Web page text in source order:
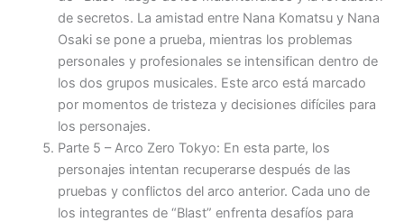
de secretos. La amistad entre Nana Komatsu y Nana
Osaki se pone a prueba, mientras los problemas
personales y profesionales se intensifican dentro de
los dos grupos musicales. Este arco está marcado
por momentos de tristeza y decisiones difíciles para
los personajes.
Parte 5 – Arco Zero Tokyo: En esta parte, los
personajes intentan recuperarse después de las
pruebas y conflictos del arco anterior. Cada uno de
los integrantes de “Blast” enfrenta desafíos para